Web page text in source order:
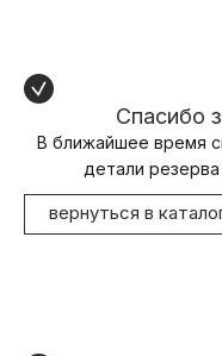
Спасибо
В ближайшее время
детали
вернуться в